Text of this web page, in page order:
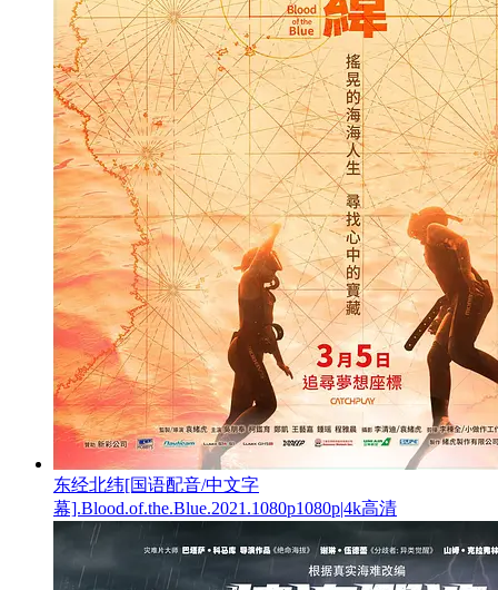
东经北纬[国语配音/中文字
幕].Blood.of.the.Blue.2021.1080p1080p|4k高清